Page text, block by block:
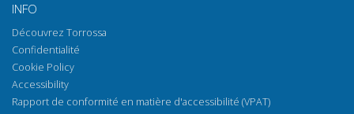
INFO
Découvrez Torrossa
Confidentialité
Cookie Policy
Accessibility
Rapport de conformité en matière d'accessibilité (VPAT)